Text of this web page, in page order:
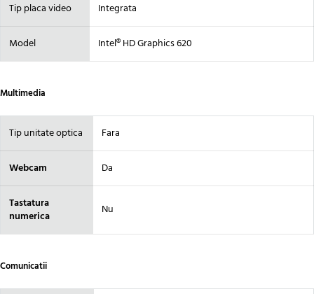
Tip placa video Integrata
Model Intel® HD Graphics 620
Multimedia
Tip unitate optica Fara
Webcam Da
Tastatura
numerica
Nu
Comunicatii